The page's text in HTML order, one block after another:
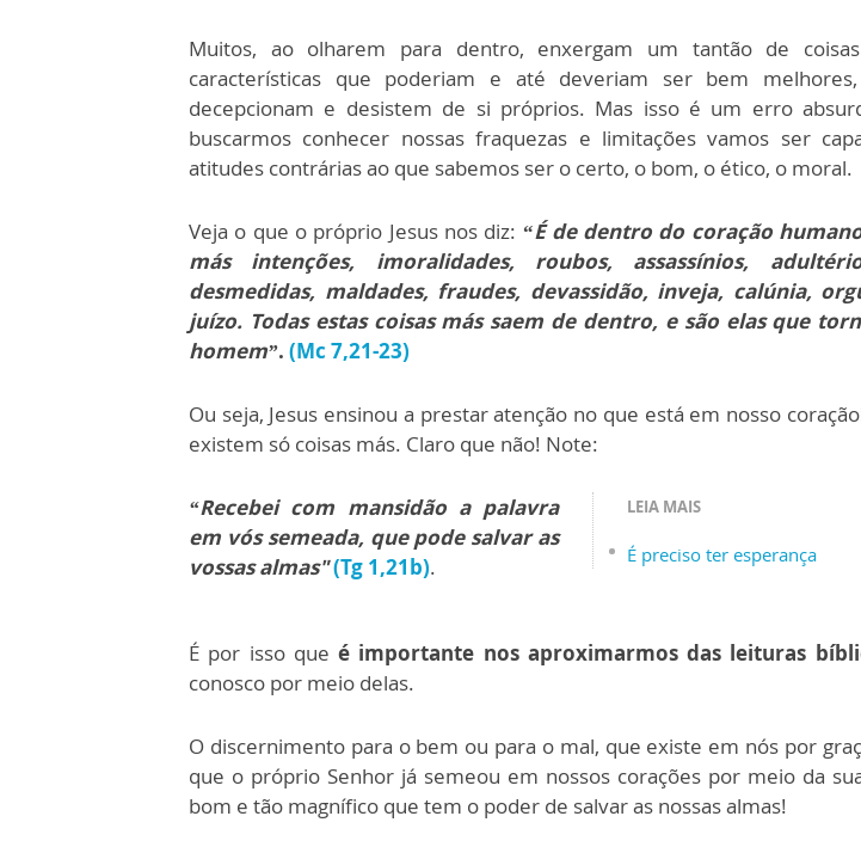
Muitos, ao olharem para dentro, enxergam um tantão de
características que poderiam e até deveriam ser bem
decepcionam e desistem de si próprios. Mas isso é um erro
buscarmos conhecer nossas fraquezas e limitações vamos ser
atitudes contrárias ao que sabemos ser o certo, o bom, o ético, o moral.
Veja o que o próprio Jesus nos diz: “É de dentro do coração
más intenções, imoralidades, roubos, assassínios,
desmedidas, maldades, fraudes, devassidão, inveja, calúnia,
juízo. Todas estas coisas más saem de dentro, e são elas que
homem”. (Mc 7,21-23)
Ou seja, Jesus ensinou a prestar atenção no que está em nosso
existem só coisas más. Claro que não! Note:
LEIA MAIS
É preciso ter esperança
“Recebei com mansidão a palavra
em vós semeada, que pode salvar as
vossas almas"(Tg 1,21b).
É por isso que é importante nos aproximarmos das leituras
conosco por meio delas.
O discernimento para o bem ou para o mal, que existe em nós por
que o próprio Senhor já semeou em nossos corações por meio da
bom e tão magnífico que tem o poder de salvar as nossas almas!